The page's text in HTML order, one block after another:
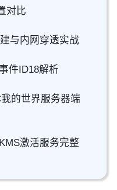
对比
与内网穿透实战
件ID18解析
的世界服务器端
激活服务完整